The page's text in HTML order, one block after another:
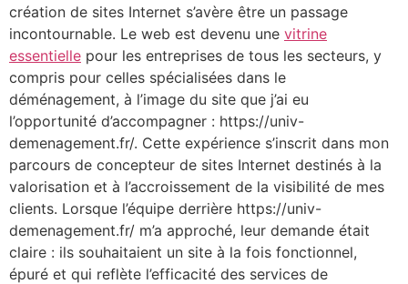
création de sites Internet s’avère être un passage
incontournable. Le web est devenu une vitrine
essentielle pour les entreprises de tous les secteurs, y
compris pour celles spécialisées dans le
déménagement, à l’image du site que j’ai eu
l’opportunité d’accompagner : https://univ-
demenagement.fr/. Cette expérience s’inscrit dans mon
parcours de concepteur de sites Internet destinés à la
valorisation et à l’accroissement de la visibilité de mes
clients. Lorsque l’équipe derrière https://univ-
demenagement.fr/ m’a approché, leur demande était
claire : ils souhaitaient un site à la fois fonctionnel,
épuré et qui reflète l’efficacité des services de